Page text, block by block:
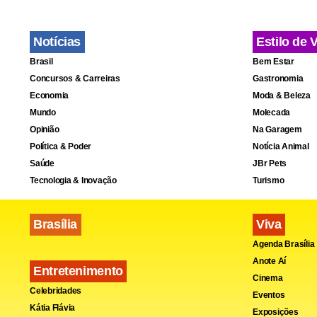
duas
pedidas.
A Justiça
tecnologia
pode
Notícias
Brasil
Concursos & Carreiras
Economia
Mundo
Opinião
Política & Poder
Saúde
Tecnologia & Inovação
Brasília
Entretenimento
Celebridades
Kátia Flávia
Estilo de
Bem Estar
Gastronomia
Moda & Beleza
Molecada
Na Garagem
Notícia Animal
JBr Pets
Turismo
Viva
Agenda Brasília
Anote Aí
Cinema
Eventos
Exposições